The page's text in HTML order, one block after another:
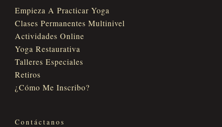
Empieza A Practicar Yoga
Clases Permanentes Multinivel
Actividades Online
Yoga Restaurativa
Talleres Especiales
Retiros
¿Cómo Me Inscribo?
Contáctanos